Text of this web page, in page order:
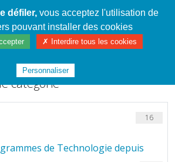
patrickRICHARD
de fichiers
catégorie
16
de Technologie depuis
défiler,vous acceptez l'utilisation de
pouvant installer des cookies
✗ Interdire tous les cookies
Personnaliser